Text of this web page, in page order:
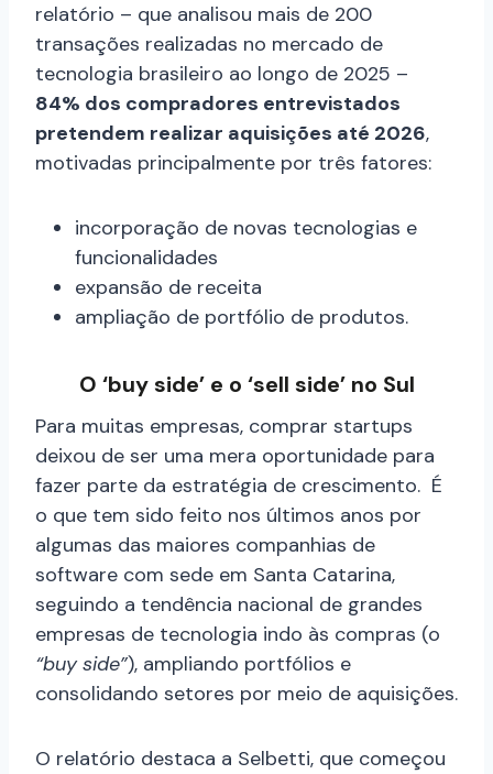
relatório – que analisou mais de 200
transações realizadas no mercado de
tecnologia brasileiro ao longo de 2025 –
84% dos compradores entrevistados
pretendem realizar aquisições até 2026,
motivadas principalmente por três fatores:
incorporação de novas tecnologias e
funcionalidades
expansão de receita
ampliação de portfólio de produtos.
O ‘buy side’ e o ‘sell side’ no Sul
Para muitas empresas, comprar startups
deixou de ser uma mera oportunidade para
fazer parte da estratégia de crescimento. É
o que tem sido feito nos últimos anos por
algumas das maiores companhias de
software com sede em Santa Catarina,
seguindo a tendência nacional de grandes
empresas de tecnologia indo às compras (o
“buy side”), ampliando portfólios e
consolidando setores por meio de aquisições.
O relatório destaca a Selbetti, que começou